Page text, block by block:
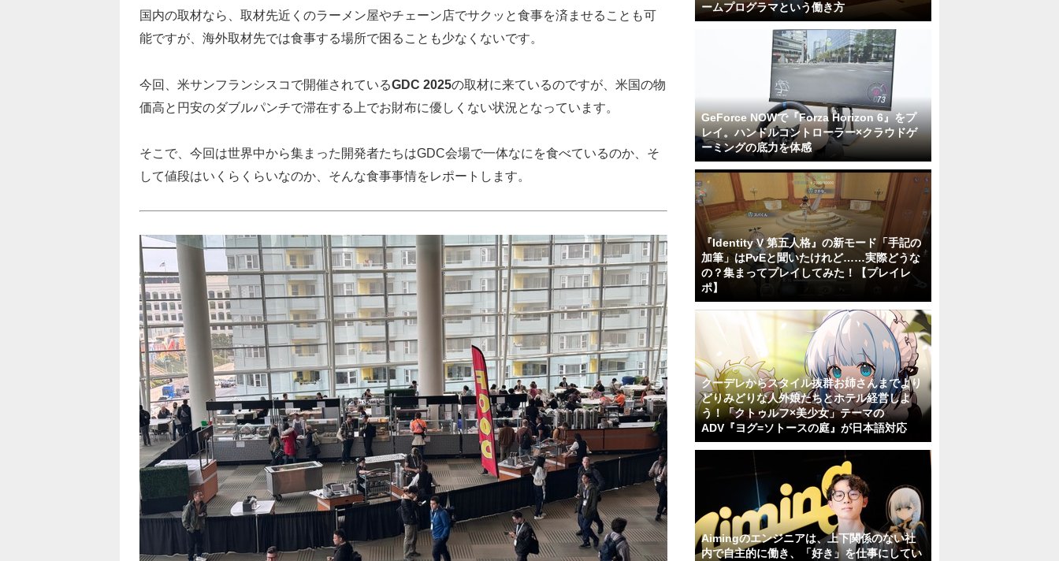
国内の取材なら、取材先近くのラーメン屋やチェーン店でサクッと食事を済ませることも可
能ですが、海外取材先では食事する場所で困ることも少なくないです。
今回、米サンフランシスコで開催されているGDC 2025の取材に来ているのですが、米国の物
価高と円安のダブルパンチで滞在する上でお財布に優しくない状況となっています。
そこで、今回は世界中から集まった開発者たちはGDC会場で一体なにを食べているのか、そ
して値段はいくらくらいなのか、そんな食事事情をレポートします。
ームプログラマという働き方
GeForce NOWで『Forza Horizon 6』をプ
レイ。ハンドルコントローラー×クラウドゲ
ーミングの底力を体感
『Identity V 第五人格』の新モード「手記の
加筆」はPvEと聞いたけれど……実際どうな
の？集まってプレイしてみた！【プレイレ
ポ】
クーデレからスタイル抜群お姉さんまでより
どりみどりな人外娘たちとホテル経営しよ
う！「クトゥルフ×美少女」テーマの
ADV『ヨグ=ソトースの庭』が日本語対応
Aimingのエンジニアは、上下関係のない社
内で自主的に働き、「好き」を仕事にしてい